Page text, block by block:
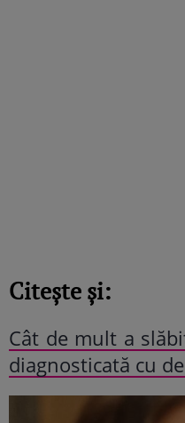
Citește și:
Cât de mult a
diagnosticată cu